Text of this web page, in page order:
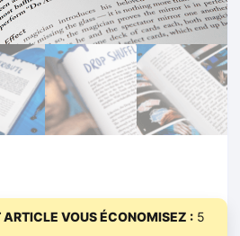
VOUS ÉCONOMISEZ : 5